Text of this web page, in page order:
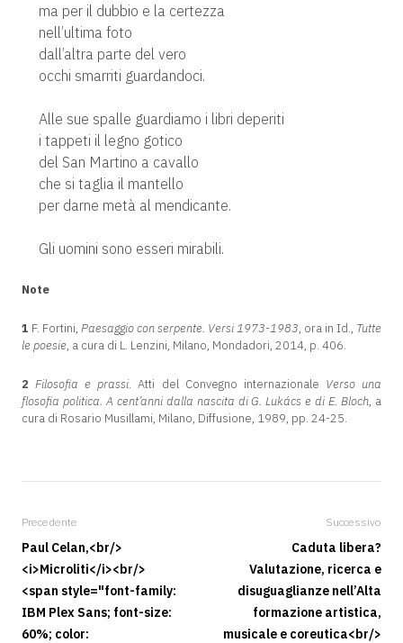
ma per il dubbio e la certezza
nell’ultima foto
dall’altra parte del vero
occhi smarriti guardandoci.
Alle sue spalle guardiamo i libri deperiti
i tappeti il legno gotico
del San Martino a cavallo
che si taglia il mantello
per darne metà al mendicante.
Gli uomini sono esseri mirabili.
Note
1 F. Fortini, Paesaggio con serpente. Versi 1973-1983, ora in Id., Tutte
le poesie, a cura di L. Lenzini, Milano, Mondadori, 2014, p. 406.
2 Filosofia e prassi. Atti del Convegno internazionale Verso una
flosofia politica. A cent’anni dalla nascita di G. Lukács e di E. Bloch, a
cura di Rosario Musillami, Milano, Diffusione, 1989, pp. 24-25.
Precedente
Paul Celan,<br/>
<i>Microliti</i><br/>
<span style="font-family:
IBM Plex Sans; font-size:
60%; color:
Successivo
Caduta libera?
Valutazione, ricerca e
disuguaglianze nell’Alta
formazione artistica,
musicale e coreutica<br/>